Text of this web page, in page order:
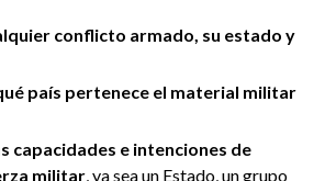
conflicto armado, su estado y
país pertenece el material militar
capacidades e intenciones de
militar, ya sea un Estado, un grupo